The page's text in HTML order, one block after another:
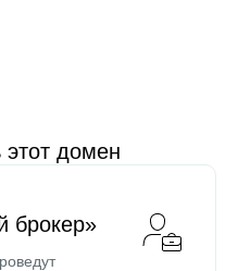
этот домен
брокер»